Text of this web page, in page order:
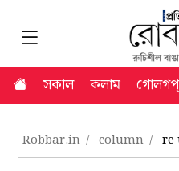
সকাল কলাম
Robbar.in column re